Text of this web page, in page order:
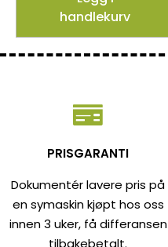
handlekurv
PRISGARANTI
Dokumentér lavere pris på
en symaskin kjøpt hos oss
innen 3 uker, få differansen
tilbakebetalt.